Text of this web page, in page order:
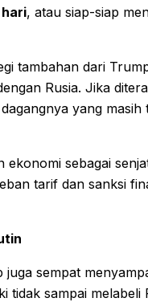
, atau siap-siap
tambahan dari
Rusia. Jika
yang
sebagai
tarif dan sanksi
sempat
tidak sampai